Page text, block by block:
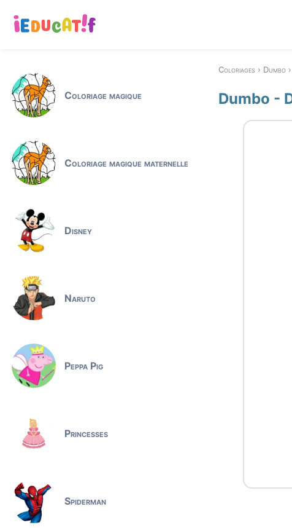
Coloriage magique
Coloriage magique maternelle
Disney
Naruto
Peppa Pig
Princesses
Spiderman
Coloriages Dumbo
Dumbo -